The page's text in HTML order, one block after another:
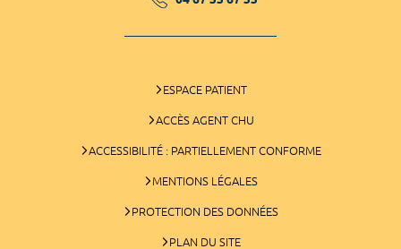
ESPACE PATIENT
ACCÈS AGENT CHU
ACCESSIBILITÉ : PARTIELLEMENT CONFORME
MENTIONS LÉGALES
PROTECTION DES DONNÉES
PLAN DU SITE